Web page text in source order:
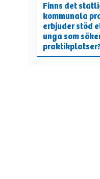
Finns det
kommunala
erbjuder stöd
unga som
praktikplatser?